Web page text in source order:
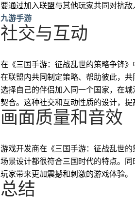
要通过加入联盟与其他玩家共同对抗敌
九游手游
社交与互动
在《三国手游：征战乱世的策略争锋
在联盟内共同制定策略、帮助彼此，
选择自己的伴侣加入同一个国家，在
契合。这种社交和互动性质的设计，提
画面质量和音效
游戏开发商在《三国手游：征战乱世
场景设计都很符合三国时代的特点。
玩家带来更加震撼和刺激的游戏体验。
总结